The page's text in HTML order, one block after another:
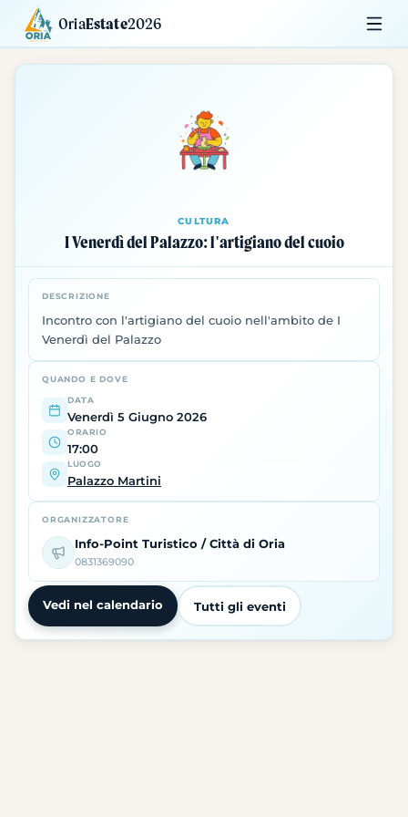
OriaEstate2026
Calendario Mostre Siti da Visitare
CULTURA
I Venerdì del Palazzo: l'artigiano del cuoio
DESCRIZIONE
Incontro con l'artigiano del cuoio nell'ambito de I
Venerdì del Palazzo
QUANDO E DOVE
DATA
Venerdì 5 Giugno 2026
ORARIO
17:00
LUOGO
Palazzo Martini
ORGANIZZATORE
Info-Point Turistico / Città di Oria
0831369090
Vedi nel calendario Tutti gli eventi